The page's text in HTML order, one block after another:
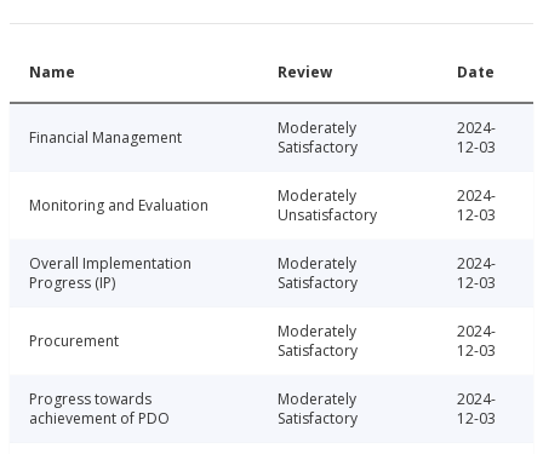
Name Review Date
Financial Management
Moderately
Satisfactory
2024-
12-03
Monitoring and Evaluation
Moderately
Unsatisfactory
2024-
12-03
Overall Implementation
Progress (IP)
Moderately
Satisfactory
2024-
12-03
Procurement
Moderately
Satisfactory
2024-
12-03
Progress towards
achievement of PDO
Moderately
Satisfactory
2024-
12-03